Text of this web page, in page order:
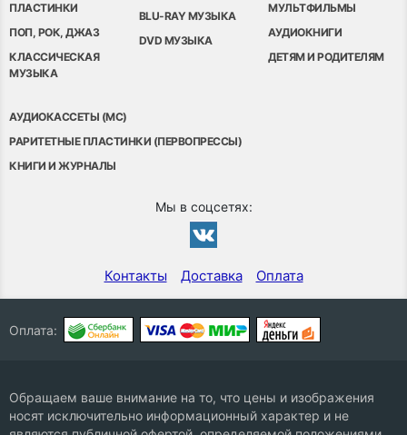
ПЛАСТИНКИ
ПОП, РОК, ДЖАЗ
КЛАССИЧЕСКАЯ
МУЗЫКА
BLU-RAY МУЗЫКА
DVD МУЗЫКА
МУЛЬТФИЛЬМЫ
АУДИОКНИГИ
ДЕТЯМ И РОДИТЕЛЯМ
АУДИОКАССЕТЫ (MC)
РАРИТЕТНЫЕ ПЛАСТИНКИ (ПЕРВОПРЕССЫ)
КНИГИ И ЖУРНАЛЫ
Мы в соцсетях:
Контакты Доставка Оплата
Оплата:
Обращаем ваше внимание на то, что цены и изображения
носят исключительно информационный характер и не